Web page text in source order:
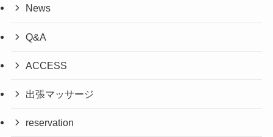
News
Q&A
ACCESS
出張マッサージ
reservation